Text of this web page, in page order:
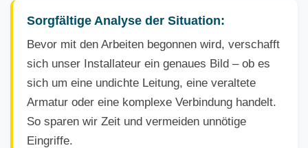
Sorgfältige Analyse der Situation:
Bevor mit den Arbeiten begonnen wird, verschafft
sich unser Installateur ein genaues Bild – ob es
sich um eine undichte Leitung, eine veraltete
Armatur oder eine komplexe Verbindung handelt.
So sparen wir Zeit und vermeiden unnötige
Eingriffe.